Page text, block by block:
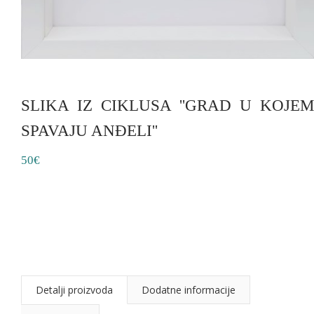
SLIKA IZ CIKLUSA ''GRAD U KOJEM
SPAVAJU ANĐELI''
50€
Detalji proizvoda Dodatne informacije